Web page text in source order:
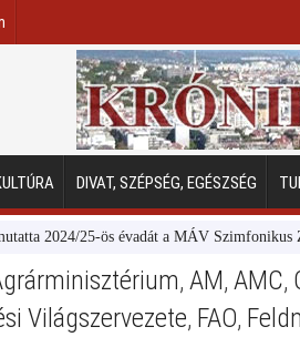
DIVAT, SZÉPSÉG, EGÉSZSÉG
2024/25-ös évadát a MÁV Szimfonikus
, AM, AMC,
Világszervezete, FAO,